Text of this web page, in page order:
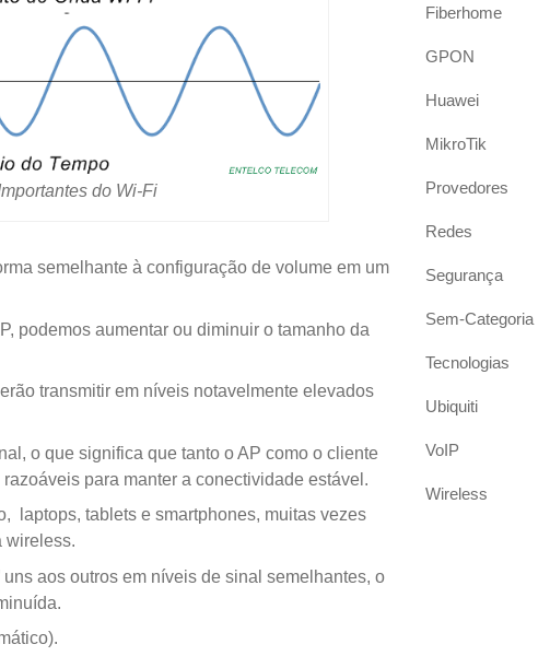
do Wi-Fi
semelhante à configuração de volume em um
podemos aumentar ou diminuir o tamanho da
transmitir em níveis notavelmente elevados
o que significa que tanto o AP como o cliente
para manter a conectividade estável.
laptops, tablets e smartphones, muitas vezes
wireless.
aos outros em níveis de sinal semelhantes, o
Fiberhome
GPON
Huawei
MikroTik
Provedores
Redes
Segurança
Sem-Categoria
Tecnologias
Ubiquiti
VoIP
Wireless